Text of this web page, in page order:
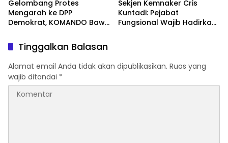
Gelombang Protes
Mengarah ke DPP
Demokrat, KOMANDO Bawa
Dody Hanggodo
Sekjen Kemnaker Cris
Kuntadi: Pejabat
Fungsional Wajib Hadirkan
Tinggalkan Balasan
Alamat email Anda tidak akan dipublikasikan. Ruas yang
wajib ditandai *